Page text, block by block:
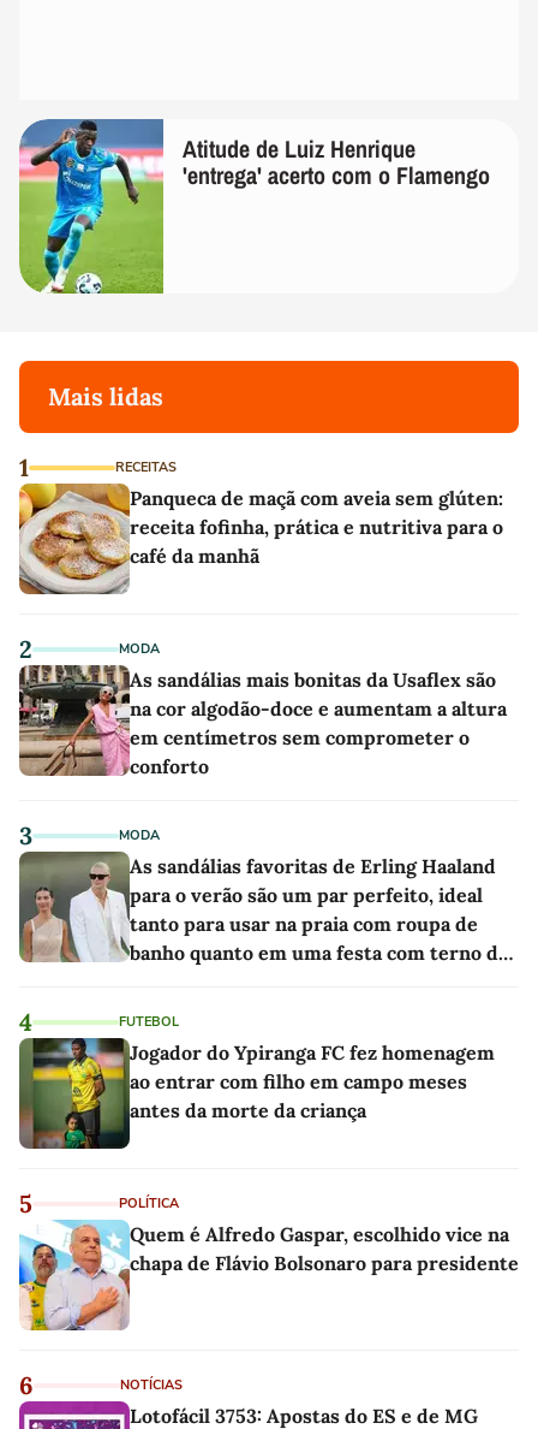
Atitude de Luiz Henrique
'entrega' acerto com o Flamengo
Mais lidas
1 RECEITAS
Panqueca de maçã com aveia sem glúten:
receita fofinha, prática e nutritiva para o
café da manhã
2 MODA
As sandálias mais bonitas da Usaflex são
na cor algodão-doce e aumentam a altura
em centímetros sem comprometer o
conforto
3 MODA
As sandálias favoritas de Erling Haaland
para o verão são um par perfeito, ideal
tanto para usar na praia com roupa de
banho quanto em uma festa com terno de
4 FUTEBOL
Jogador do Ypiranga FC fez homenagem
ao entrar com filho em campo meses
antes da morte da criança
5 POLÍTICA
Quem é Alfredo Gaspar, escolhido vice na
chapa de Flávio Bolsonaro para presidente
6 NOTÍCIAS
Lotofácil 3753: Apostas do ES e de MG